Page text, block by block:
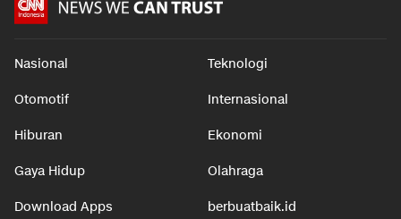
Nasional Teknologi
Otomotif Internasional
Hiburan Ekonomi
Gaya Hidup Olahraga
Download Apps berbuatbaik.id